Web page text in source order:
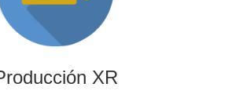
XR
también en la creación de
inmersivas y de XR.